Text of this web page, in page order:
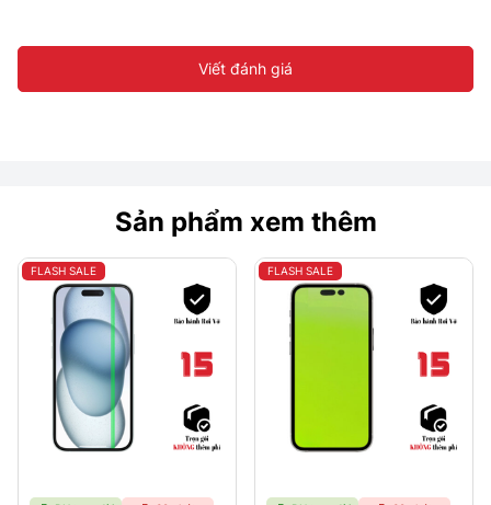
Viết đánh giá
Sản phẩm xem thêm
FLASH SALE FLASH SALE